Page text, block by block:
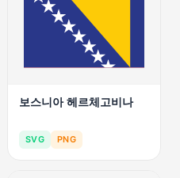
보스니아 헤르체고비나
SVG PNG